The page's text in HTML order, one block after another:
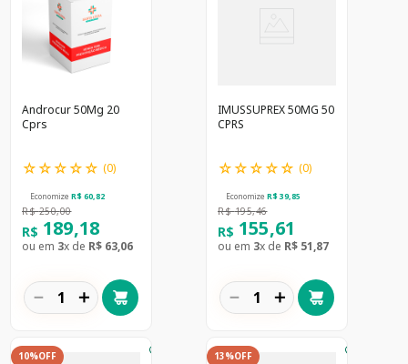
Androcur 50Mg 20
Cprs
☆☆☆☆☆ (0)
Economize R$ 60,82
R$ 250,00
R$ 189,18
ou em 3x de R$ 63,06
＋
－
IMUSSUPREX 50MG 50
CPRS
☆☆☆☆☆ (0)
Economize R$ 39,85
R$ 195,46
R$ 155,61
ou em 3x de R$ 51,87
＋
－
10%OFF 13%OFF